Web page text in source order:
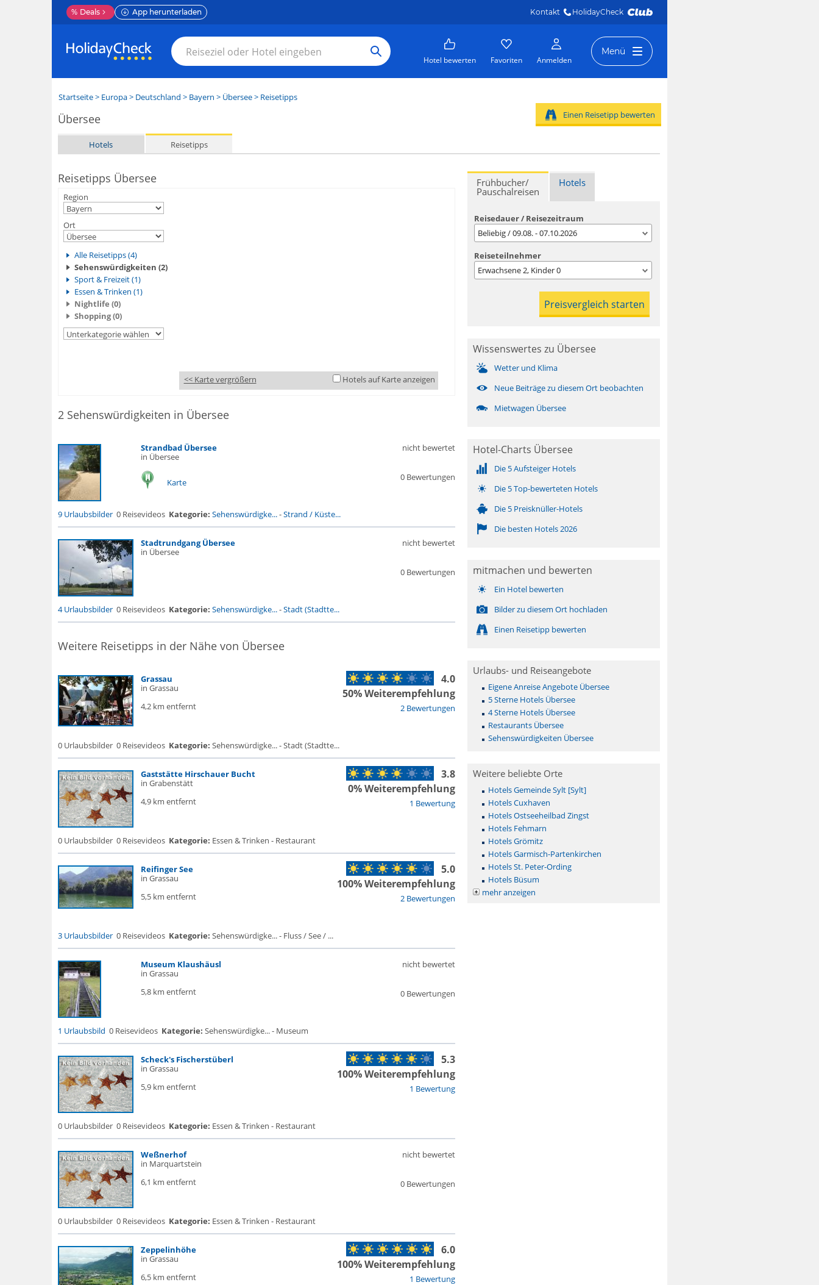
% Deals App herunterladen Kontakt HolidayCheck
Hotel bewerten Favoriten Anmelden
Menü
Startseite> Europa> Deutschland > Bayern > Übersee> Reisetipps
Übersee
Hotels Reisetipps
Einen Reisetipp bewerten
Reisetipps Übersee
Region
Ort
Alle Reisetipps (4)
Sehenswürdigkeiten (2)
Sport & Freizeit (1)
Essen & Trinken (1)
Nightlife (0)
Shopping (0)
<< Karte vergrößern Hotels auf Karte anzeigen
2 Sehenswürdigkeiten in Übersee
Strandbad Übersee
in Übersee
Karte 0 Bewertungen
nicht bewertet
9 Urlaubsbilder 0 Reisevideos Kategorie: Sehenswürdigke...-Strand / Küste...
Stadtrundgang Übersee
in Übersee
0 Bewertungen
nicht bewertet
4 Urlaubsbilder 0 Reisevideos Kategorie: Sehenswürdigke...-Stadt (Stadtte...
Weitere Reisetipps in der Nähe von Übersee
Grassau
in Grassau
4,2 km entfernt
2 Bewertungen
4.0
50% Weiterempfehlung
0 Urlaubsbilder 0 Reisevideos Kategorie: Sehenswürdigke... - Stadt (Stadtte...
Gaststätte Hirschauer Bucht
in Grabenstätt
4,9 km entfernt
1 Bewertung
3.8
0% Weiterempfehlung
0 Urlaubsbilder 0 Reisevideos Kategorie: Essen & Trinken - Restaurant
Reifinger See
in Grassau
5,5 km entfernt
2 Bewertungen
5.0
100% Weiterempfehlung
3 Urlaubsbilder 0 Reisevideos Kategorie: Sehenswürdigke... - Fluss / See / ...
Museum Klaushäusl
in Grassau
5,8 km entfernt
0 Bewertungen
nicht bewertet
1 Urlaubsbild 0 Reisevideos Kategorie: Sehenswürdigke... - Museum
Scheck's Fischerstüberl
in Grassau
5,9 km entfernt
1 Bewertung
5.3
100% Weiterempfehlung
0 Urlaubsbilder 0 Reisevideos Kategorie: Essen & Trinken - Restaurant
Weßnerhof
in Marquartstein
6,1 km entfernt
0 Bewertungen
nicht bewertet
0 Urlaubsbilder 0 Reisevideos Kategorie: Essen & Trinken - Restaurant
Zeppelinhöhe
in Grassau
6,5 km entfernt
1 Bewertung
6.0
100% Weiterempfehlung
Frühbucher/
Pauschalreisen
Hotels
Reisedauer / Reisezeitraum
Beliebig / 09.08. - 07.10.2026
Reiseteilnehmer
Erwachsene2, Kinder0
Wissenswertes zu Übersee
Wetter und Klima
Neue Beiträge zu diesem Ort beobachten
Mietwagen Übersee
Hotel-Charts Übersee
Die 5 Aufsteiger Hotels
Die 5 Top-bewerteten Hotels
Die 5 Preisknüller-Hotels
Die besten Hotels 2026
mitmachen und bewerten
Ein Hotel bewerten
Bilder zu diesem Ort hochladen
Einen Reisetipp bewerten
Urlaubs- und Reiseangebote
Eigene Anreise Angebote Übersee
5 Sterne Hotels Übersee
4 Sterne Hotels Übersee
Restaurants Übersee
Sehenswürdigkeiten Übersee
Weitere beliebte Orte
Hotels Gemeinde Sylt [Sylt]
Hotels Cuxhaven
Hotels Ostseeheilbad Zingst
Hotels Fehmarn
Hotels Grömitz
Hotels Garmisch-Partenkirchen
Hotels St. Peter-Ording
Hotels Büsum
mehr anzeigen